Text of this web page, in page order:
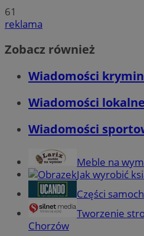
61
reklama
Zobacz również
Wiadomości
Wiadomości lokalne
Wiadomości
Meble na
Jak wyrobić
Części
Tworzenie
Chorzów